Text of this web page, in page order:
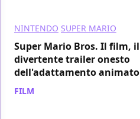
NINTENDO SUPER MARIO
Super Mario Bros. Il film, il
divertente trailer onesto
dell'adattamento animato
FILM